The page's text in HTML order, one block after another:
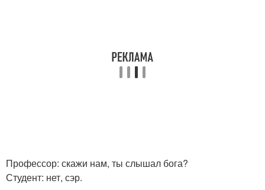
Профессор: скажи нам, ты слышал бога?
Студент: нет, сэр.